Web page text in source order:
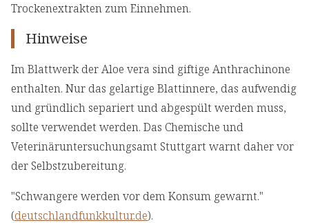
Trockenextrakten zum Einnehmen.
Hinweise
Im Blattwerk der Aloe vera sind giftige Anthrachinone
enthalten. Nur das gelartige Blattinnere, das aufwendig
und gründlich separiert und abgespült werden muss,
sollte verwendet werden. Das Chemische und
Veterinäruntersuchungsamt Stuttgart warnt daher vor
der Selbstzubereitung.
"Schwangere werden vor dem Konsum gewarnt."
(deutschlandfunkkultur.de).